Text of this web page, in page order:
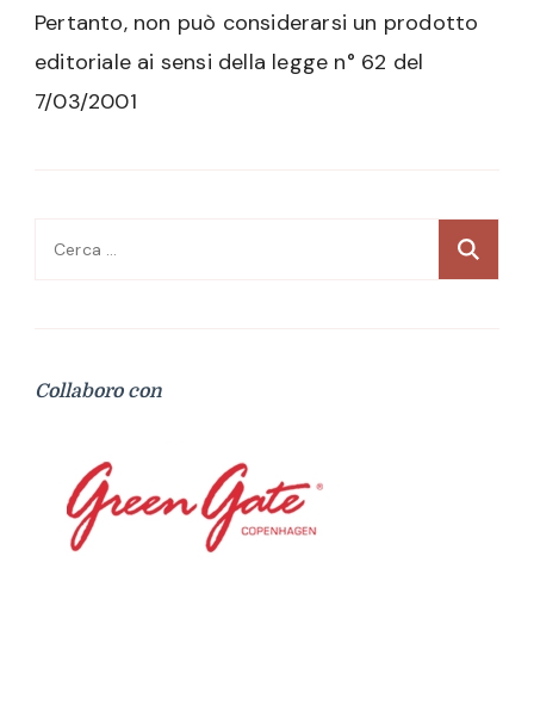
Pertanto, non può considerarsi un prodotto
editoriale ai sensi della legge n° 62 del
7/03/2001
Ricerca
Collaboro con